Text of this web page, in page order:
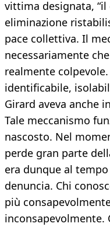
vittima designata, “il
eliminazione
pace collettiva. Il
necessariamente
realmente
identificabile,
Girard aveva anche
Tale meccanismo
nascosto. Nel
perde gran parte
era dunque al
denuncia. Chi
più
inconsapevolmente.